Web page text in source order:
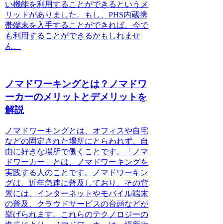
い機能を利用することができるというメ
リットがありました。もし、PHS内蔵携
帯端末を入手することができれば、今で
も利用することができるかもしれませ
ん。
ノマドワーキングとは？ノマドワ
ーカーのメリットとデメリットを
解説
ノマドワーキングとは、オフィスや自宅
などの固定された場所にとらわれず、自
由に好きな場所で働くことです。
「ノマ
ドワーカー」
とは、ノマドワーキングを
実践する人のことです。ノマドワーキン
グは、近年急速に普及しており、その背
景には、インターネットやモバイル端末
の普及、クラウドサービスの台頭などが
挙げられます。これらのテクノロジーの